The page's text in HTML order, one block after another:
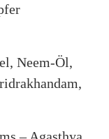
Neem-Öl,